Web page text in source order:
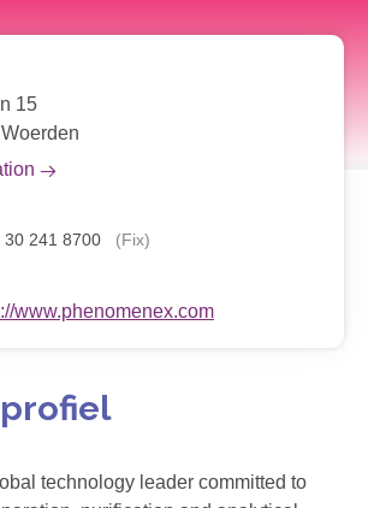
15
30 241 8700 (Fix)
www.phenomenex.com
technology leader committed to